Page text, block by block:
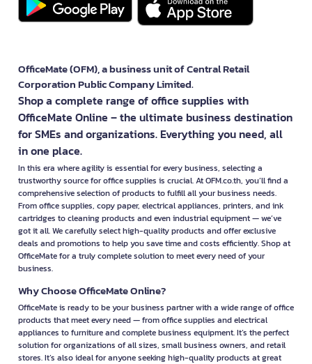
and staples. Medium-sized and larger models can also handle
CDs/DVDs, with a separate slot to preserve the main blades.
Great Value
Choose from a curated selection of top paper shredder brands
with superior service for businesses and organizations:
✅Full tax invoice available
✅Credit terms up to 60 days*
✅Free nationwide delivery*
✅
Check out the latest promotions and special discount coupons
at OFM's Discount Coupon page
*Conditions apply as per company policy
OfficeMate (OFM), a business unit of Central Retail
Corporation Public Company Limited.
Shop a complete range of office supplies with
OfficeMate Online – the ultimate business destination
for SMEs and organizations. Everything you need, all
in one place.
In this era where agility is essential for every business, selecting a
trustworthy source for office supplies is crucial. At OFM.co.th, you’ll find a
comprehensive selection of products to fulfill all your business needs.
From office supplies, copy paper, electrical appliances, printers, and ink
cartridges to cleaning products and even industrial equipment — we’ve
got it all. We carefully select high-quality products and offer exclusive
deals and promotions to help you save time and costs efficiently. Shop at
OfficeMate for a truly complete solution to meet every need of your
business.
Why Choose OfficeMate Online?
OfficeMate is ready to be your business partner with a wide range of office
products that meet every need — from office supplies and electrical
appliances to furniture and complete business equipment. It’s the perfect
solution for organizations of all sizes, small business owners, and retail
stores. It’s also ideal for anyone seeking high-quality products at great